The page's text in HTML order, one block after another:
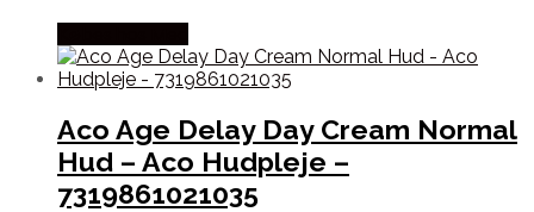
Aco Age Delay Day Cream Normal
Hud – Aco Hudpleje –
7319861021035